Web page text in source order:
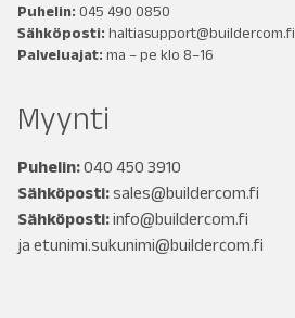
Puhelin: 045 490 0850
Sähköposti: haltiasupport@buildercom.fi
Palveluajat: ma – pe klo 8–16
Myynti
Puhelin:040 450 3910
Sähköposti:sales@buildercom.fi
Sähköposti:info@buildercom.fi
ja etunimi.sukunimi@buildercom.fi